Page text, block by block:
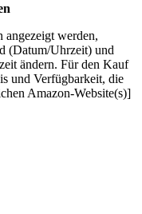
angezeigt werden,
(Datum/Uhrzeit) und
ändern. Für den Kauf
und Verfügbarkeit, die
Amazon-Website(s)]